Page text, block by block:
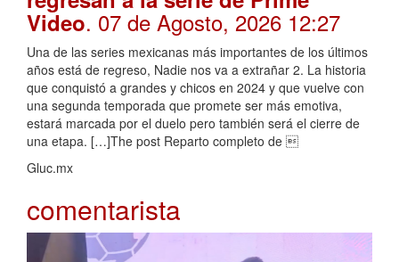
Video. 07 de Agosto, 2026 12:27
Una de las series mexicanas más importantes de los últimos
años está de regreso, Nadie nos va a extrañar 2. La historia
que conquistó a grandes y chicos en 2024 y que vuelve con
una segunda temporada que promete ser más emotiva,
estará marcada por el duelo pero también será el cierre de
una etapa. […]The post Reparto completo de 
Gluc.mx
comentarista